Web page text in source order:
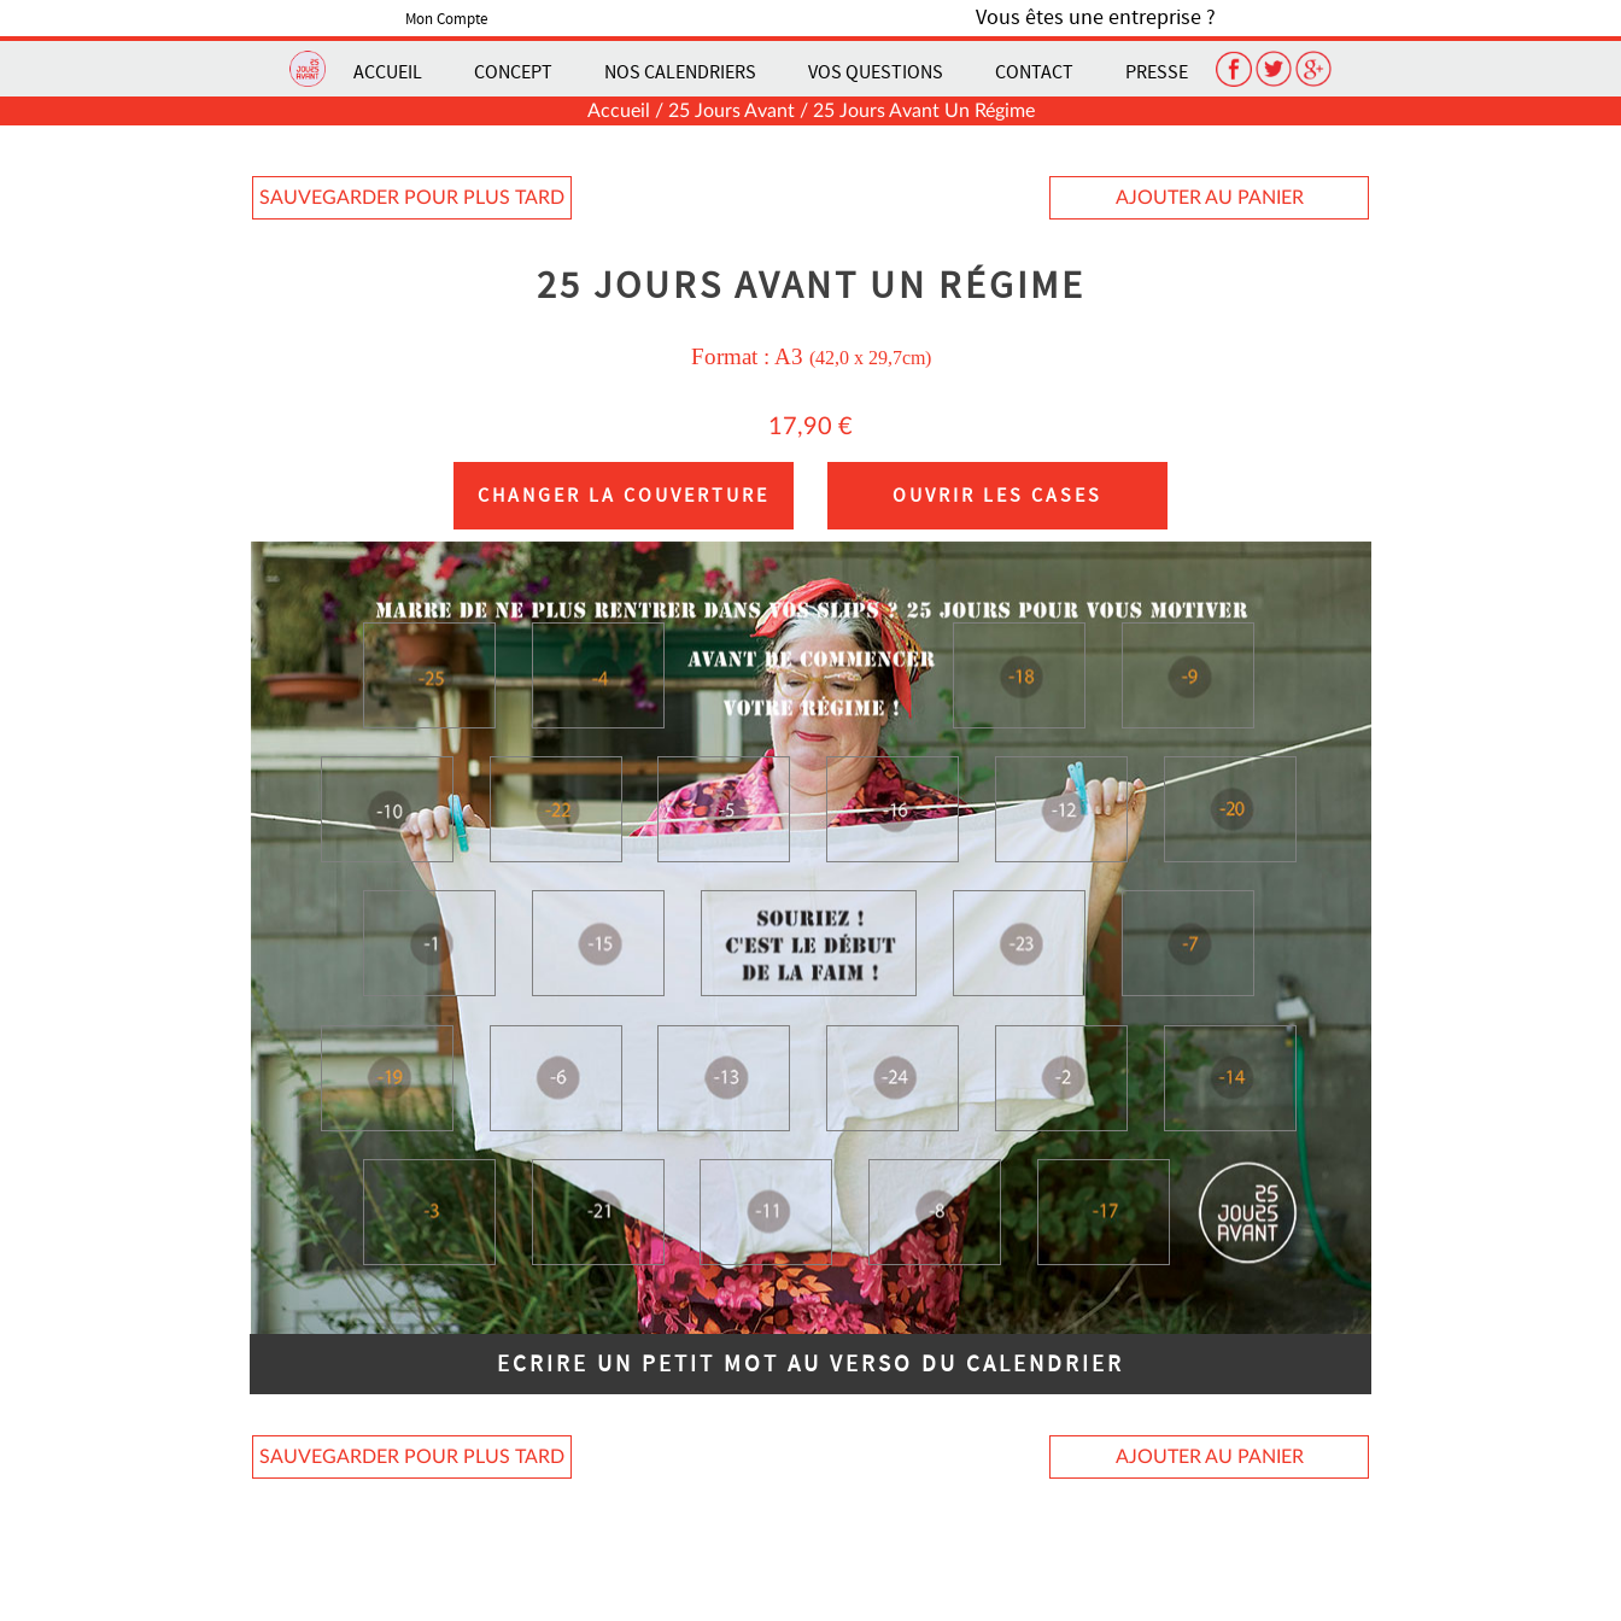
Mon Compte Vous êtes une entreprise ?
ACCUEIL CONCEPT NOS CALENDRIERS VOS QUESTIONS CONTACT PRESSE
Accueil / 25 Jours Avant/ 25 Jours Avant Un Régime
SAUVEGARDER POUR PLUS TARD AJOUTER AU PANIER
25 JOURS AVANT UN RÉGIME
Format : A3 (42,0 x 29,7cm)
17,90 €
CHANGER LA COUVERTURE OUVRIR LES CASES
ECRIRE UN PETIT MOT AU VERSO DU CALENDRIER
SAUVEGARDER POUR PLUS TARD AJOUTER AU PANIER